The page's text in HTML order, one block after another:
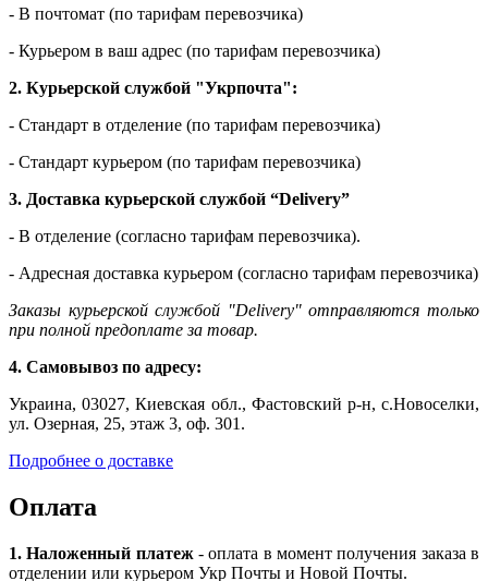
- В почтомат (по тарифам перевозчика)
- Курьером в ваш адрес (по тарифам перевозчика)
2. Курьерской службой "Укрпочта":
- Стандарт в отделение (по тарифам перевозчика)
- Стандарт курьером (по тарифам перевозчика)
3. Доставка курьерской службой “Delivery”
- В отделение (согласно тарифам перевозчика).
- Адресная доставка курьером (согласно тарифам перевозчика)
Заказы курьерской службой "Delivery" отправляются только
при полной предоплате за товар.
4. Самовывоз по адресу:
Украина, 03027, Киевская обл., Фастовский р-н, с.Новоселки,
ул. Озерная, 25, этаж 3, оф. 301.
Подробнее о доставке
Оплата
1. Наложенный платеж - оплата в момент получения заказа в
отделении или курьером Укр Почты и Новой Почты.